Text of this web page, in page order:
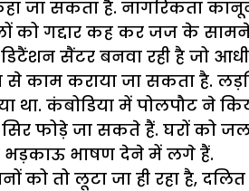
कहा जा सकता है. नागरिकता
को गद्दार कह कर जज के सामने
सैंटर बनवा रही है जो
काम कराया जा सकता है.
था. कंबोडिया में पोलपौट ने
फोड़े जा सकते हैं. घरों को
भड़काऊ भाषण देने में लगे हैं.
को तो लूटा जा ही रहा है,